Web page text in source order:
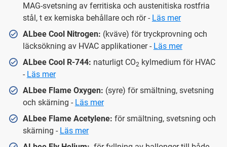
MAG-svetsning av ferritiska och austenitiska rostfria
stål, t ex kemiska behållare och rör - Läs mer
ALbee Cool Nitrogen: (kväve) för tryckprovning och
läcksökning av HVAC applikationer - Läs mer
ALbee Cool R-744: naturligt CO2 kylmedium för HVAC
- Läs mer
ALbee Flame Oxygen: (syre) för smältning, svetsning
och skärning - Läs mer
ALbee Flame Acetylene: för smältning, svetsning och
skärning - Läs mer